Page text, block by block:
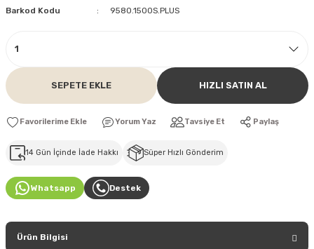
Barkod Kodu
9580.1500S.PLUS
SEPETE EKLE HIZLI SATIN AL
Yorum Yaz Tavsiye Et Paylaş
14 Gün İçinde İade Hakkı Süper Hızlı Gönderim
Whatsapp Destek
Ürün Bilgisi